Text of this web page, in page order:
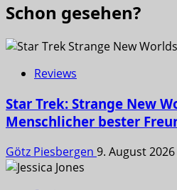
Schon gesehen?
Reviews
Star Trek: Strange New
Menschlicher bester
Götz Piesbergen 9. August 2026